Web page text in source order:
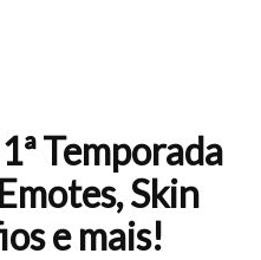
Temporada
Skin
e mais!